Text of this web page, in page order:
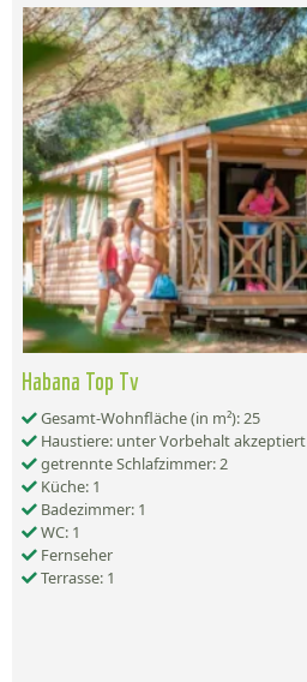
Habana Top Tv
Gesamt-Wohnfläche (in m²): 25
Haustiere: unter Vorbehalt akzeptiert
getrennte Schlafzimmer: 2
Küche: 1
Badezimmer: 1
WC: 1
Fernseher
Terrasse: 1